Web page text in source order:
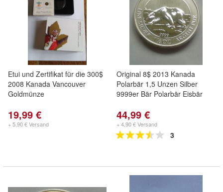
Etui und Zertifikat für die 300$
2008 Kanada Vancouver
Goldmünze
19,99 €
+ 5,90 € Versand
Original 8$ 2013 Kanada
Polarbär 1,5 Unzen Silber
9999er Bär Polarbär Eisbär
44,99 €
+ 4,90 € Versand
3